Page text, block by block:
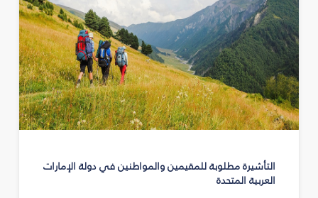
التأشيرة مطلوبة للمقيمين والمواطنين في دولة الإمارات
العربية المتحدة